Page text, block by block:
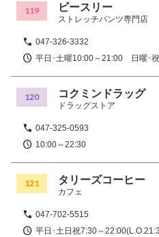
119 ビースリー
ストレッチパンツ専門店
047-326-3332
平日･土曜10:00～21:00 日曜･
120 コクミンドラッグ
ドラッグストア
047-325-0593
10:00～22:30
121 タリーズコーヒー
カフェ
047-702-5515
平日･土日祝7:30～